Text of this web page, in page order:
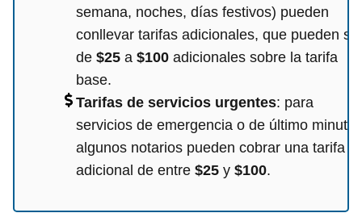
semana, noches, días festivos) pueden
conllevar tarifas adicionales, que pueden
de $25 a $100 adicionales sobre la tarifa
base.
Tarifas de servicios urgentes: para
servicios de emergencia o de último minuto,
algunos notarios pueden cobrar una tarifa
adicional de entre $25 y $100.